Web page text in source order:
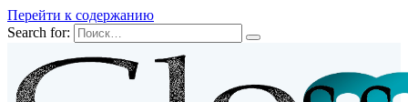
Перейти к содержанию
Search for: